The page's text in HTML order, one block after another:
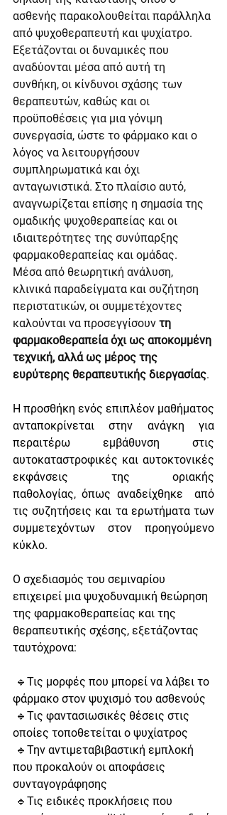
ασθενής παρακολουθείται παράλληλα
από ψυχοθεραπευτή και ψυχίατρο.
Εξετάζονται οι δυναμικές που
αναδύονται μέσα από αυτή τη
συνθήκη, οι κίνδυνοι σχάσης των
θεραπευτών, καθώς και οι
προϋποθέσεις για μια γόνιμη
συνεργασία, ώστε το φάρμακο και ο
λόγος να λειτουργήσουν
συμπληρωματικά και όχι
ανταγωνιστικά. Στο πλαίσιο αυτό,
αναγνωρίζεται επίσης η σημασία της
ομαδικής ψυχοθεραπείας και οι
ιδιαιτερότητες της συνύπαρξης
φαρμακοθεραπείας και ομάδας.
Μέσα από θεωρητική ανάλυση,
κλινικά παραδείγματα και συζήτηση
περιστατικών, οι συμμετέχοντες
καλούνται να προσεγγίσουν τη
φαρμακοθεραπεία όχι ως αποκομμένη
τεχνική, αλλά ως μέρος της
ευρύτερης θεραπευτικής διεργασίας.
Η προσθήκη ενός επιπλέον μαθήματος
ανταποκρίνεται στην ανάγκη για
περαιτέρω εμβάθυνση στις
αυτοκαταστροφικές και αυτοκτονικές
εκφάνσεις της οριακής
παθολογίας, όπως αναδείχθηκε  από
τις συζητήσεις και τα ερωτήματα των
συμμετεχόντων στον προηγούμενο
κύκλο.
Ο σχεδιασμός του σεμιναρίου
επιχειρεί μια ψυχοδυναμική θεώρηση
της φαρμακοθεραπείας και της
θεραπευτικής σχέσης, εξετάζοντας
ταυτόχρονα:
🔹Τις μορφές που μπορεί να λάβει το
φάρμακο στον ψυχισμό του ασθενούς
🔹Τις φαντασιωσικές θέσεις στις
οποίες τοποθετείται ο ψυχίατρος
🔹Την αντιμεταβιβαστική εμπλοκή
που προκαλούν οι αποφάσεις
συνταγογράφησης
🔹Τις ειδικές προκλήσεις που